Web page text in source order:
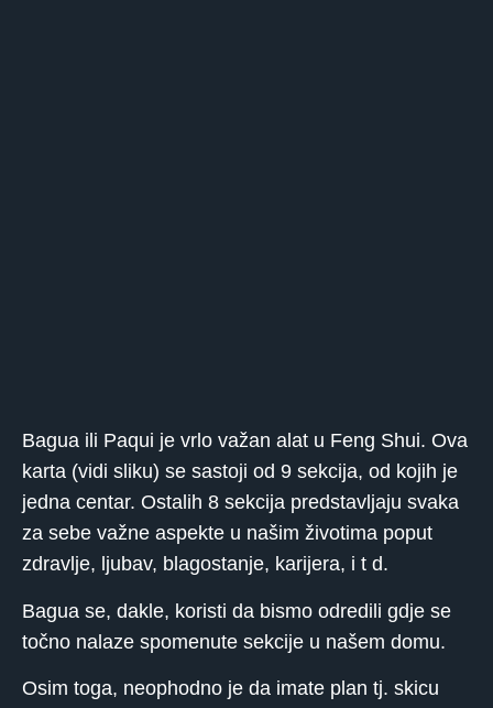
Bagua ili Paqui je vrlo važan alat u Feng Shui. Ova
karta (vidi sliku) se sastoji od 9 sekcija, od kojih je
jedna centar. Ostalih 8 sekcija predstavljaju svaka
za sebe važne aspekte u našim životima poput
zdravlje, ljubav, blagostanje, karijera, i t d.
Bagua se, dakle, koristi da bismo odredili gdje se
točno nalaze spomenute sekcije u našem domu.
Osim toga, neophodno je da imate plan tj. skicu